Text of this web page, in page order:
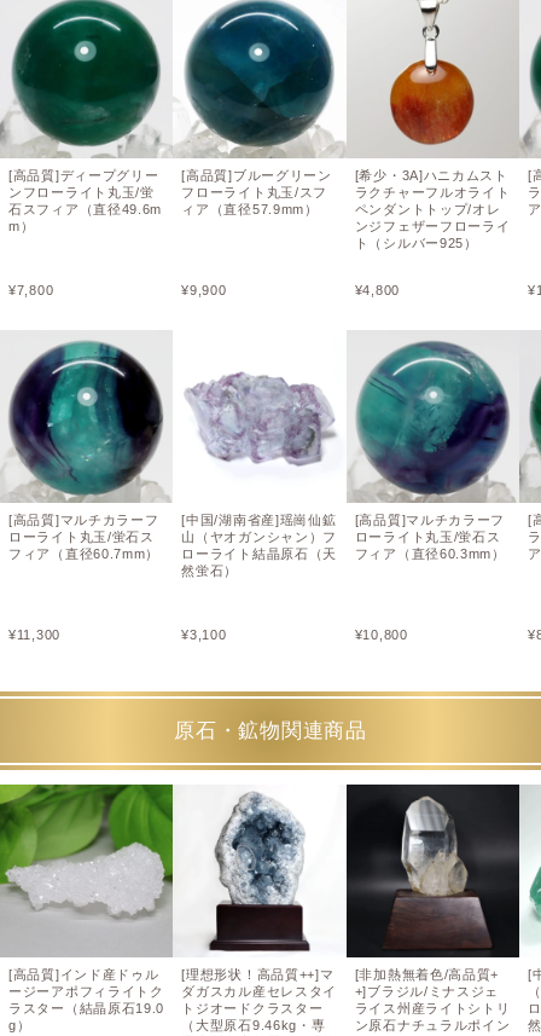
[高品質]ディープグリー
ンフローライト丸玉/蛍
石スフィア（直径49.6m
m）
¥7,800
[高品質]マルチカラーフ
ローライト丸玉/蛍石ス
フィア（直径60.7mm）
¥11,300
[高品質]ブルーグリーン
フローライト丸玉/スフ
ィア（直径57.9mm）
¥9,900
[中国/湖南省産]瑶崗仙鉱
山（ヤオガンシャン）フ
ローライト結晶原石（天
然蛍石）
¥3,100
[希少・3A]ハニカムスト
ラクチャーフルオライト
ペンダントトップ/オレ
ンジフェザーフローライ
ト（シルバー925）
¥4,800
[高品質]マルチカラーフ
ローライト丸玉/蛍石ス
フィア（直径60.3mm）
¥10,800
[
¥
[
¥
原石・鉱物関連商品
[高品質]インド産ドゥル
ージーアポフィライトク
ラスター（結晶原石19.0
g）
[理想形状！高品質++]マ
ダガスカル産セレスタイ
トジオードクラスター
（大型原石9.46kg・専
[非加熱無着色/高品質+
+]ブラジル/ミナスジェ
ライス州産ライトシトリ
ン原石ナチュラルポイン
[